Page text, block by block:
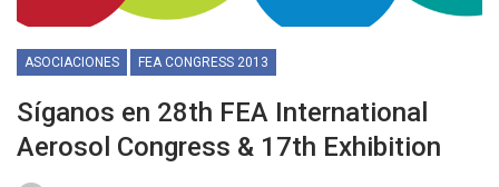
ASOCIACIONES FEA CONGRESS 2013
Síganos en 28th FEA International
Aerosol Congress & 17th Exhibition